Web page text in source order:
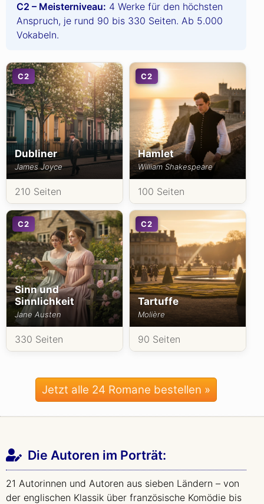
C2 – Meisterniveau: 4 Werke für den höchsten
Anspruch, je rund 90 bis 330 Seiten. Ab 5.000
Vokabeln.
C2
Dubliner
James Joyce
210 Seiten
C2
Hamlet
William Shakespeare
100 Seiten
C2
Sinn und
Sinnlichkeit
Jane Austen
330 Seiten
C2
Tartuffe
Molière
90 Seiten
Jetzt alle 24 Romane bestellen »
Die Autoren im Porträt:
21 Autorinnen und Autoren aus sieben Ländern – von
der englischen Klassik über französische Komödie bis